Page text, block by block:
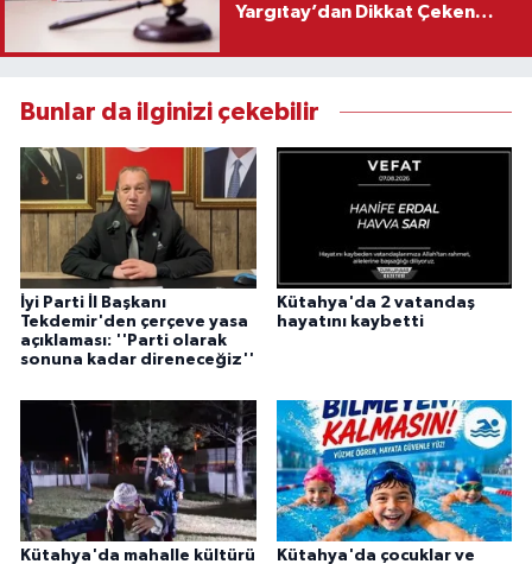
Yargıtay’dan Dikkat Çeken
Bunlar da ilginizi çekebilir
İyi Parti İl Başkanı
Tekdemir'den çerçeve yasa
açıklaması: ''Parti olarak
sonuna kadar direneceğiz''
Kütahya'da 2 vatandaş
hayatını kaybetti
Kütahya'da mahalle kültürü Kütahya'da çocuklar ve